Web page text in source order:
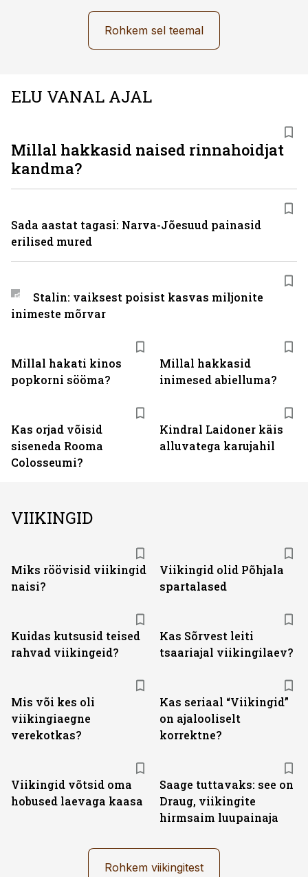
Rohkem sel teemal
ELU VANAL AJAL
Millal hakati kinos
popkorni sööma?
Millal hakkasid
inimesed abielluma?
Kas orjad võisid
siseneda Rooma
Colosseumi?
Kindral Laidoner käis
alluvatega karujahil
Millal hakkasid naised rinnahoidjat
kandma?
Sada aastat tagasi: Narva-Jõesuud painasid
erilised mured
Stalin: vaiksest poisist kasvas miljonite
inimeste mõrvar
VIIKINGID
Miks röövisid viikingid
naisi?
Viikingid olid Põhjala
spartalased
Kuidas kutsusid teised
rahvad viikingeid?
Kas Sõrvest leiti
tsaariajal viikingilaev?
Mis või kes oli
viikingiaegne
verekotkas?
Kas seriaal “Viikingid”
on ajalooliselt
korrektne?
Viikingid võtsid oma
hobused laevaga kaasa
Saage tuttavaks: see on
Draug, viikingite
hirmsaim luupainaja
Rohkem viikingitest